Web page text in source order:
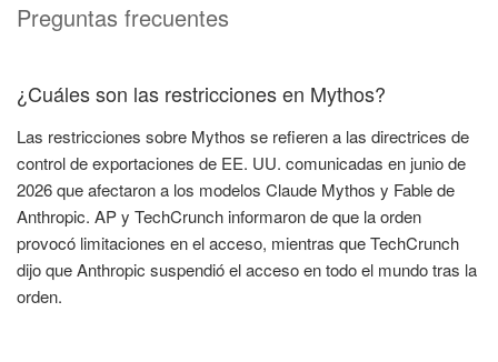
Preguntas frecuentes
¿Cuáles son las restricciones en Mythos?
Las restricciones sobre Mythos se refieren a las directrices de
control de exportaciones de EE. UU. comunicadas en junio de
2026 que afectaron a los modelos Claude Mythos y Fable de
Anthropic. AP y TechCrunch informaron de que la orden
provocó limitaciones en el acceso, mientras que TechCrunch
dijo que Anthropic suspendió el acceso en todo el mundo tras la
orden.